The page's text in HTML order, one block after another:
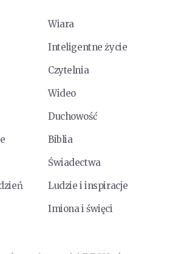
Wiara
Inteligentne życie
Czytelnia
Wideo
Duchowość
Biblia
Świadectwa
Ludzie i inspiracje
Imiona i święci